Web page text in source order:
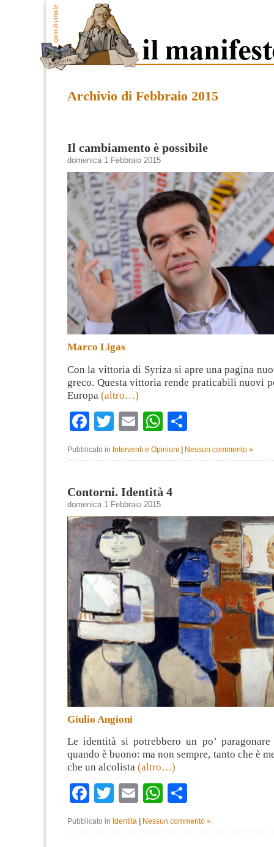
Archivio di Febbraio 2015
Il cambiamento è possibile
domenica 1 Febbraio 2015
Marco Ligas
Con la vittoria di Syriza si apre una pagina
greco. Questa vittoria rende praticabili nuovi
Europa (altro…)
Facebook
Twitter
EmailWhatsApp
Pubblicato in Interventi e Opinioni | Nessun commento »
Contorni. Identità 4
domenica 1 Febbraio 2015
Giulio Angioni
Le identità si potrebbero un po’
quando è buono: ma non sempre, tanto che è
che un alcolista (altro…)
Facebook
TwitterEmailWhatsApp
Pubblicato in Identità Nessun commento »